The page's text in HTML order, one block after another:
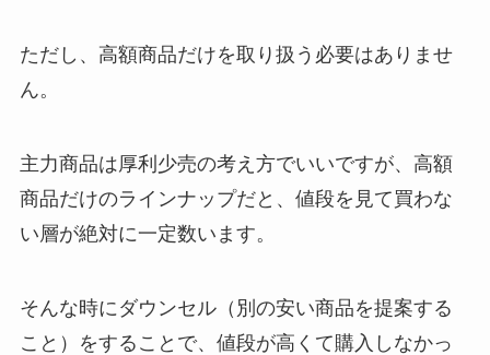
ただし、高額商品だけを取り扱う必要はありませ
ん。
主力商品は厚利少売の考え方でいいですが、高額
商品だけのラインナップだと、値段を見て買わな
い層が絶対に一定数います。
そんな時にダウンセル（別の安い商品を提案する
こと）をすることで、値段が高くて購入しなかっ